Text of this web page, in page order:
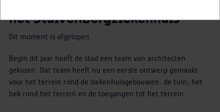
het Stuivenbergziekenhuis
Dit moment is afgelopen .
Begin dit jaar heeft de stad een team van architecten
gekozen. Dat team heeft nu een eerste ontwerp gemaakt
voor het terrein rond de ziekenhuisgebouwen: de tuin, het
hek rond het terrein en de toegangen tot het terrein.